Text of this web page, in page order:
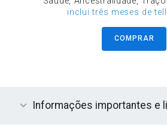
inclui três meses de
COMPRAR
Informações importantes e